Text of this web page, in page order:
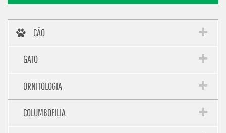
CÃO
GATO
ORNITOLOGIA
COLUMBOFILIA